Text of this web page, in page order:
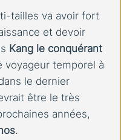
tailles va avoir fort
et devoir
Kang le conquérant
voyageur temporel à
le dernier
être le très
années,
.